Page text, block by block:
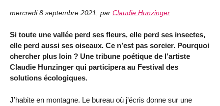
mercredi 8 septembre 2021, par Claudie Hunzinger
Si toute une vallée perd ses fleurs, elle perd ses insectes,
elle perd aussi ses oiseaux. Ce n’est pas sorcier. Pourquoi
chercher plus loin ? Une tribune poétique de l’artiste
Claudie Hunzinger qui participera au Festival des
solutions écologiques.
J’habite en montagne. Le bureau où j’écris donne sur une